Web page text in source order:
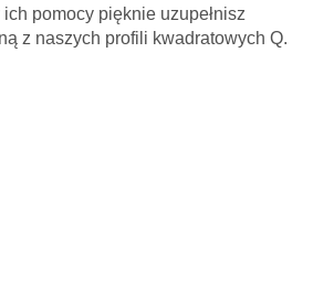
ich pomocy pięknie uzupełnisz
z naszych profili kwadratowych Q.